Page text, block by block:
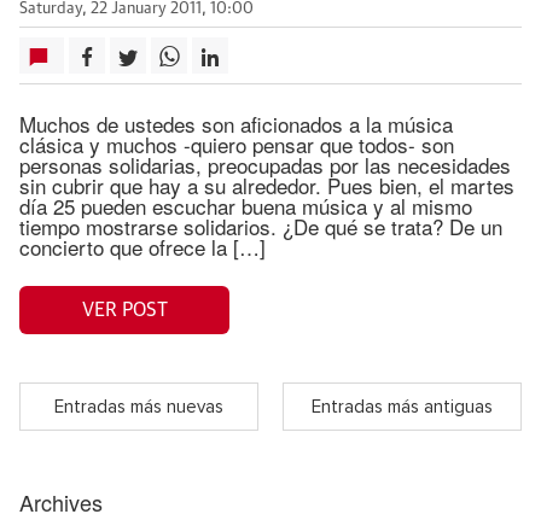
Saturday, 22 January 2011, 10:00
Muchos de ustedes son aficionados a la música
clásica y muchos -quiero pensar que todos- son
personas solidarias, preocupadas por las necesidades
sin cubrir que hay a su alrededor. Pues bien, el martes
día 25 pueden escuchar buena música y al mismo
tiempo mostrarse solidarios. ¿De qué se trata? De un
concierto que ofrece la […]
VER POST
Entradas más nuevas Entradas más antiguas
Archives